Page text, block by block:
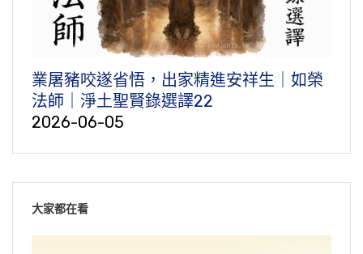
業屠豬咬遂省悟，出家精進安祥生｜如榮
法師｜淨土聖賢錄選譯22
2026-06-05
大家都在看